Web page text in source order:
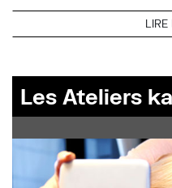
LIRE
Les Ateliers